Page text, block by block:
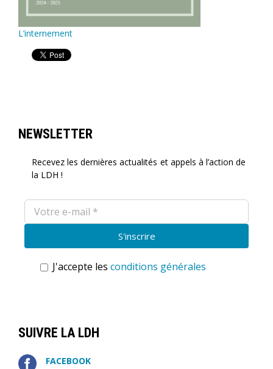
L’internement
NEWSLETTER
Recevez les dernières actualités et appels à l’action de
la LDH !
J'accepte les conditions générales
SUIVRE LA LDH
FACEBOOK